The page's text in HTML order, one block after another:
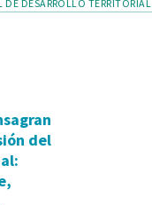
DESARROLLO TERRITORIAL
del